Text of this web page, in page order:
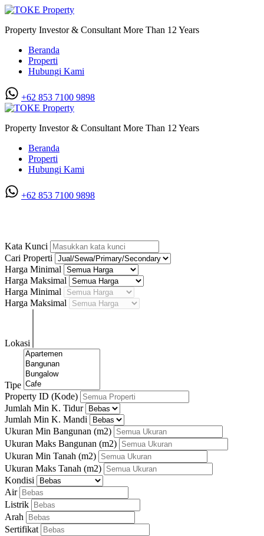
Property Investor & Consultant More Than 12 Years
Beranda
Properti
Hubungi Kami
+62 853 7100 9898‬
Property Investor & Consultant More Than 12 Years
Beranda
Properti
Hubungi Kami
+62 853 7100 9898‬
Kata Kunci
Cari Properti
Harga Minimal
Harga Maksimal
Harga Minimal
Harga Maksimal
Lokasi
Tipe
Property ID (Kode)
Jumlah Min K. Tidur
Jumlah Min K. Mandi
Ukuran Min Bangunan (m2)
Ukuran Maks Bangunan (m2)
Ukuran Min Tanah (m2)
Ukuran Maks Tanah (m2)
Kondisi
Air
Listrik
Arah
Sertifikat